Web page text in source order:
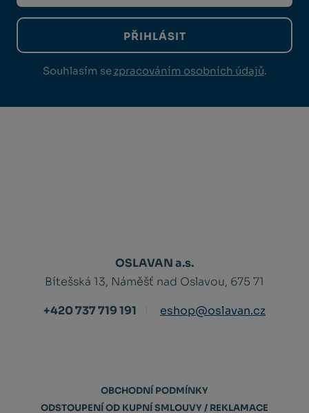
PŘIHLÁSIT
Souhlasím se zpracováním osobních údajů.
OSLAVAN a.s.
Bítešská 13, Náměšť nad Oslavou, 675 71
+420 737 719 191
eshop@oslavan.cz
OBCHODNÍ PODMÍNKY
ODSTOUPENÍ OD KUPNÍ SMLOUVY / REKLAMACE